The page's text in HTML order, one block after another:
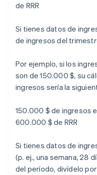
de RRR
Si tienes datos de
de ingresos del
Por ejemplo, si los
son de 150.000 $, su
ingresos sería la
150.000 $ de ingresos
600.000 $ de RRR
Si tienes datos de
(p. ej., una semana, 28
del período, divídelo